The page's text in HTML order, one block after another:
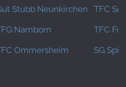
Stubb Neunkirchen TFC
Namborn TFC
Ommersheim SG